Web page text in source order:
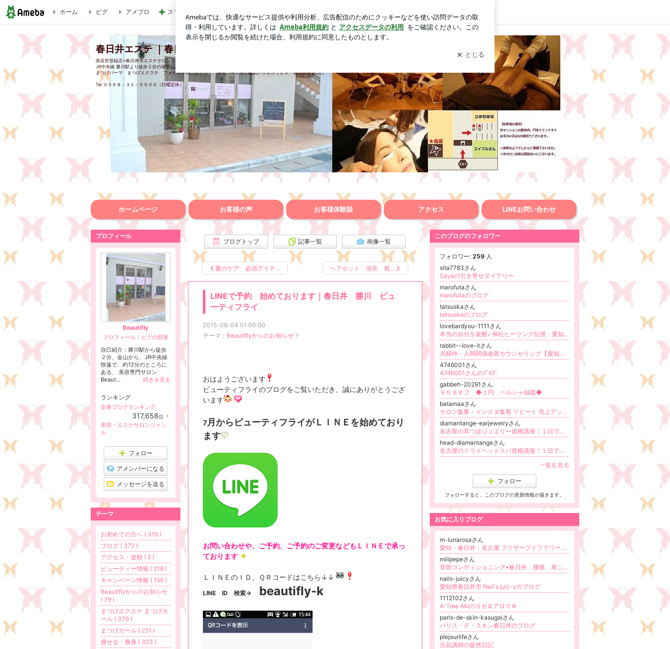
LINEで予約 始めております｜春日井 勝川 ビューティフライ | 春日井エステ ｜春日井市まつげ｜まつげパーマ 春日井 ｜春日井エステ ビューティフライ
ホーム ピグ アメブロ スラスラ出てくる自分の嫌いなところ 新規登録 ログイン
春日井エステ ｜春日井市まつげ｜まつげパーマ 春日井 ｜春日井エステ ビューティフライ
美容所登録店⭐️春日井市エステサロン ビューティフライ 春日井
JR中央線 勝川駅より徒歩２分の場所にあります。
まつげパーマ まつげエクステ フェイシャル ボディー 脱毛 ネイルと幅広いサロンです♡ 春日井市まつげ
Tel ０５６８－３１－０５００（日曜定休）
ブログトップ 記事一覧 画像一覧
夏のケア 必須アイテ… ヘアセット 浴衣 着…
LINEで予約 始めております｜春日井 勝川 ビュ
ーティフライ
2015-08-04 01:00:00
テーマ： Beautiflyからのお知らせ
おはようございます
ビューティフライのブログをご覧いただき、誠にありがとうござ
います
7月からビューティフライがＬＩＮＥを始めており
ます
お問い合わせや、ご予約、ご予約のご変更などもＬＩＮＥで承っ
ております
ＬＩＮＥのＩＤ、ＱＲコードはこちら↓↓
LINE ID 検索→ beautifly-k
このブログのフォロワー
フォロワー: 259 人
sita7783さん
Sayaの引き寄せダイアリー
marofutaさん
marofutaのブログ
tatsuskaさん
tatsuskaのブログ
lovebardyou-1111さん
本当の自分を覚醒♪ 神社ヒーリング伝授・愛知・春日井市
rabbit--love-itさん
夫婦仲・人間関係改善カウンセリング【愛知県名古屋市・オンライン可】谷かなこ
4746001さん
4746001さんのﾌﾞﾛｸﾞ
gabbeh-20291さん
９０％オフ ◆１円 ペルシャ絨毯◆
batamaaさん
サロン集客・インスタ集客 リピート 売上アップ 女性起業/独立開業/ コンサルタント オンラインビジネス
diamantange-earjewelryさん
名古屋の耳つぼジュエリー資格講座！１日でプロになる技術を取得
head-diamantangeさん
名古屋のドライヘッドスパ資格講座！１日でプロになる技術を取得
一覧を見る
フォロー
フォローすると、このブログの更新情報が届きます。
お気に入りブログ
m-lunarosaさん
愛知・春日井・名古屋 プリザーブドフラワー＆リボン教室 ウェディングブーケ LunaRosa（ルナローサ）
milipepeさん
背骨コンディショニング•春日井 腰痛、肩こり、膝痛、めまいなど体操で解消
nails-juicyさん
愛知県春日井市 Nail's juic-yのブログ
1112102さん
A-Tree Akiのヨガ＆アロマ☆
paris-de-skin-kasugaiさん
パリス・デ・スキン春日井のブログ
plejourlifeさん
元花講師の徒然日記
ホームページ お客様の声 お客様体験談 アクセス LINEお問い合わせ
プロフィール
Beautifly
プロフィール ｜ ピグの部屋
自己紹介：勝川駅から徒歩
２分、金山から、JR中央線
快速で、約12分のところに
ある、 美容専門サロン
Beaut...
続きを見る
ランキング
全体ブログランキング
317,658位 ↑
美容・エステサロンジャン
ル
フォロー
アメンバーになる
メッセージを送る
テーマ
お初めての方へ ( 315 )
ブログ ( 372 )
アクセス・道順 ( 2 )
ビューティー情報 ( 218 )
キャンペーン情報 ( 156 )
Beautiflyからのお知らせ
( 79 )
まつげエクステ まつげカ
ール ( 370 )
まつげカール ( 251 )
痩せる・痩身 ( 323 )